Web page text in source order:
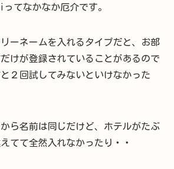
てなかなか厄介です。
ーネームを入れるタイプだと、お部
けが登録されていることがあるので
２回試してみないといけなかった
ら名前は同じだけど、ホテルがたぶ
てて全然入れなかったり・・